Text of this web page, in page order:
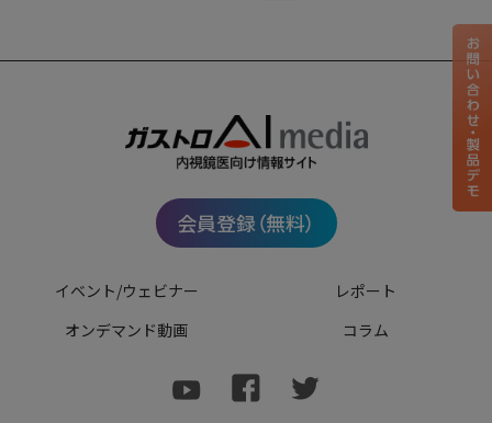
会員登録（無料）
イベント/ウェビナー
レポート
オンデマンド動画
コラム